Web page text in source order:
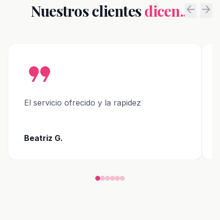
Nuestros clientesdicen...arrow_back arrow_forward
format_quote
El servicio ofrecido y la rapidez
Beatriz G.